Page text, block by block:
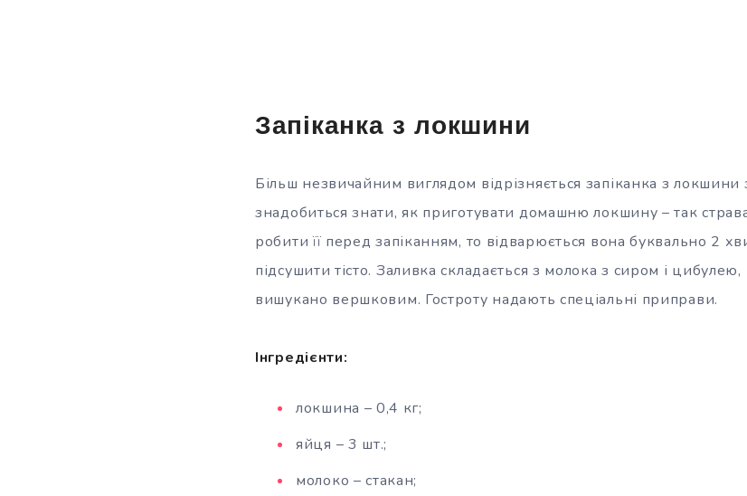
Запіканка з локшини
Більш незвичайним виглядом відрізняється запіканка з
знадобиться знати, як приготувати домашню локшину – так
робити її перед запіканням, то відварюється вона буквально 2
підсушити тісто. Заливка складається з молока з сиром і
вишукано вершковим. Гостроту надають спеціальні приправи.
Інгредієнти:
локшина – 0,4 кг;
яйця – 3 шт.;
молоко – стакан;